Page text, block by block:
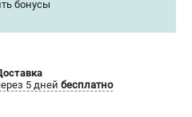
бонусы
5 дней бесплатно